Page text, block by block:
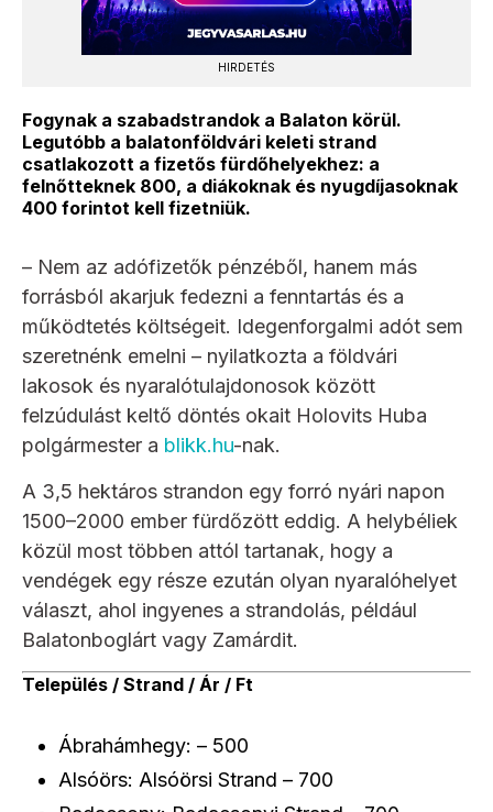
HIRDETÉS
Fogynak a szabadstrandok a Balaton körül.
Legutóbb a balatonföldvári keleti strand
csatlakozott a fizetős fürdőhelyekhez: a
felnőtteknek 800, a diákoknak és nyugdíjasoknak
400 forintot kell fizetniük.
– Nem az adófizetők pénzéből, hanem más
forrásból akarjuk fedezni a fenntartás és a
működtetés költségeit. Idegenforgalmi adót sem
szeretnénk emelni – nyilatkozta a földvári
lakosok és nyaralótulajdonosok között
felzúdulást keltő döntés okait Holovits Huba
polgármester a blikk.hu-nak.
A 3,5 hektáros strandon egy forró nyári napon
1500–2000 ember fürdőzött eddig. A helybéliek
közül most többen attól tartanak, hogy a
vendégek egy része ezután olyan nyaralóhelyet
választ, ahol ingyenes a strandolás, például
Balatonboglárt vagy Zamárdit.
Település / Strand / Ár / Ft
Ábrahámhegy: – 500
Alsóörs: Alsóörsi Strand – 700